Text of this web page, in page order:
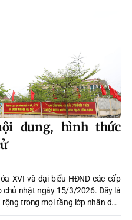
dung, hình thức
XVI và đại biểu HĐND các cấp
chủ nhật ngày 15/3/2026. Đây là
trong mọi tầng lớp nhân dân
cho nhân dân tại Quốc hội và